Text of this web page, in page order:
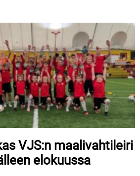
VJS:n maalivahtileiri
elokuussa